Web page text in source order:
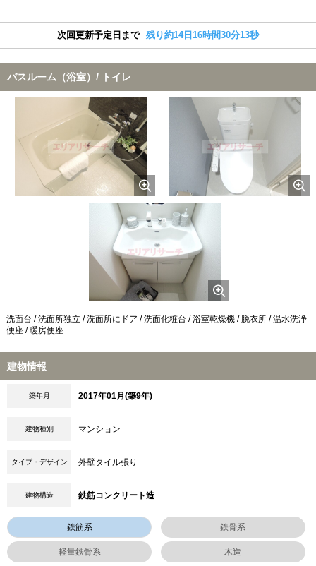
次回更新予定日まで 残り約14日16時間30分13秒
バスルーム（浴室）/ トイレ
洗面台 / 洗面所独立 / 洗面所にドア / 洗面化粧台 / 浴室乾燥機 / 脱衣所 / 温水洗浄
便座 / 暖房便座
建物情報
築年月 2017年01月(築9年)
建物種別 マンション
タイプ・デザイン 外壁タイル張り
建物構造 鉄筋コンクリート造
鉄筋系 鉄骨系
軽量鉄骨系 木造